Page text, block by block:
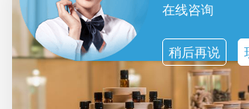
在线咨询
稍后再说